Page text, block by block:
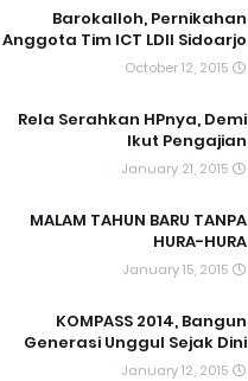
Barokalloh, Pernikahan
Anggota Tim ICT LDII Sidoarjo
October 12, 2015
Rela Serahkan HPnya, Demi
Ikut Pengajian
January 21, 2015
MALAM TAHUN BARU TANPA
HURA-HURA
January 15, 2015
KOMPASS 2014, Bangun
Generasi Unggul Sejak Dini
January 12, 2015